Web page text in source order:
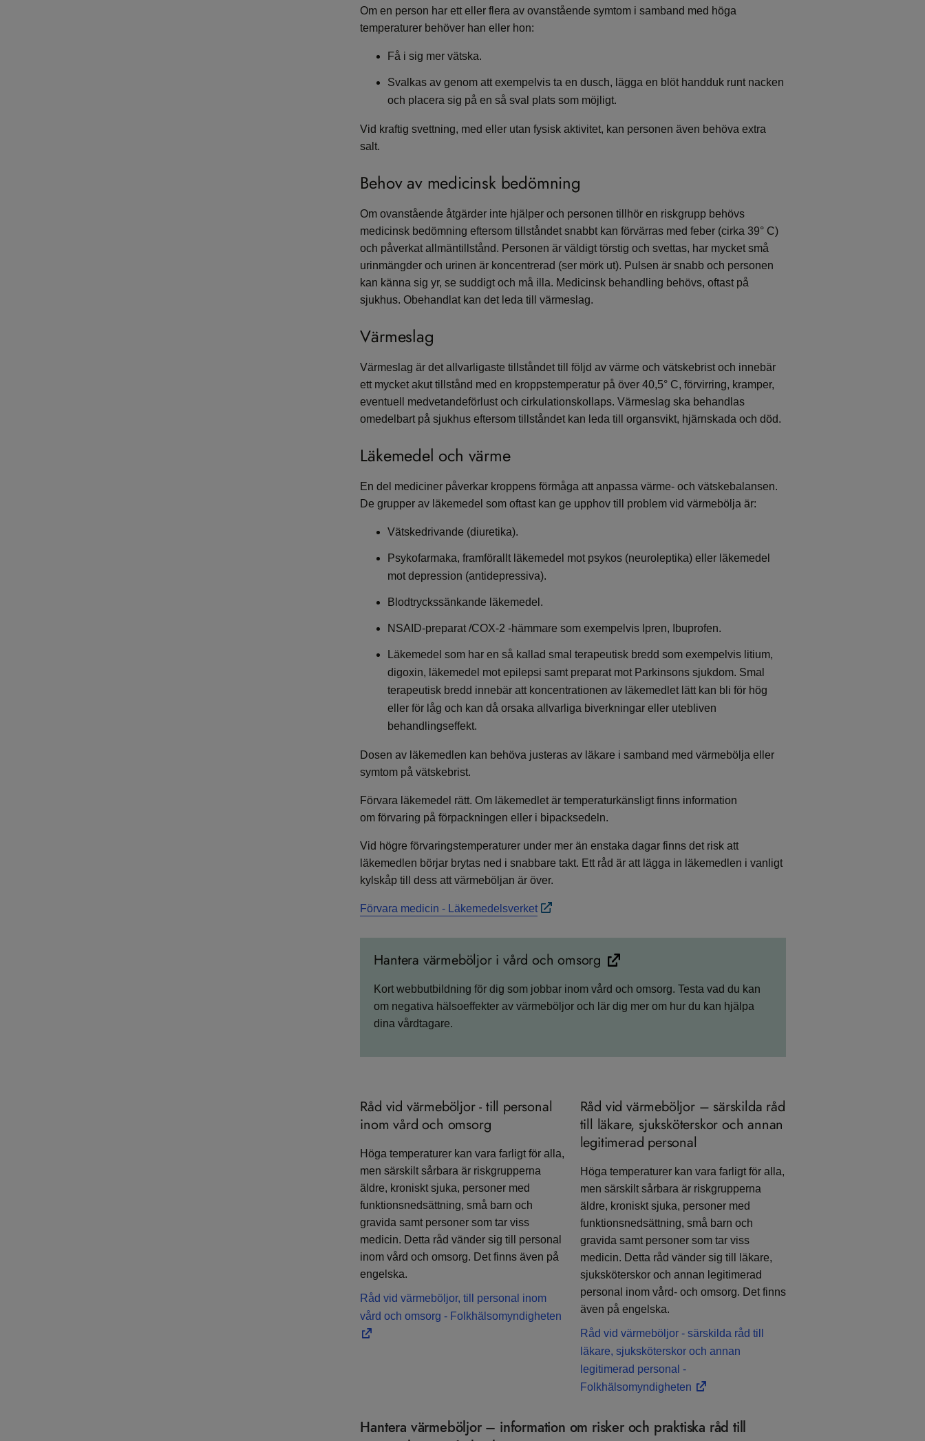
Om en person har ett eller flera av ovanstående symtom i samband med höga
temperaturer behöver han eller hon:
Få i sig mer vätska.
Svalkas av genom att exempelvis ta en dusch, lägga en blöt handduk runt nacken
och placera sig på en så sval plats som möjligt.
Vid kraftig svettning, med eller utan fysisk aktivitet, kan personen även behöva extra
salt.
Behov av medicinsk bedömning
Om ovanstående åtgärder inte hjälper och personen tillhör en riskgrupp behövs
medicinsk bedömning eftersom tillståndet snabbt kan förvärras med feber (cirka 39° C)
och påverkat allmäntillstånd. Personen är väldigt törstig och svettas, har mycket små
urinmängder och urinen är koncentrerad (ser mörk ut). Pulsen är snabb och personen
kan känna sig yr, se suddigt och må illa. Medicinsk behandling behövs, oftast på
sjukhus. Obehandlat kan det leda till värmeslag.
Värmeslag
Värmeslag är det allvarligaste tillståndet till följd av värme och vätskebrist och innebär
ett mycket akut tillstånd med en kroppstemperatur på över 40,5° C, förvirring, kramper,
eventuell medvetandeförlust och cirkulationskollaps. Värmeslag ska behandlas
omedelbart på sjukhus eftersom tillståndet kan leda till organsvikt, hjärnskada och död.
Läkemedel och värme
En del mediciner påverkar kroppens förmåga att anpassa värme- och vätskebalansen.
De grupper av läkemedel som oftast kan ge upphov till problem vid värmebölja är:
Vätskedrivande (diuretika).
Psykofarmaka, framförallt läkemedel mot psykos (neuroleptika) eller läkemedel
mot depression (antidepressiva).
Blodtryckssänkande läkemedel.
NSAID-preparat /COX-2 -hämmare som exempelvis Ipren, Ibuprofen.
Läkemedel som har en så kallad smal terapeutisk bredd som exempelvis litium,
digoxin, läkemedel mot epilepsi samt preparat mot Parkinsons sjukdom. Smal
terapeutisk bredd innebär att koncentrationen av läkemedlet lätt kan bli för hög
eller för låg och kan då orsaka allvarliga biverkningar eller utebliven
behandlingseffekt.
Dosen av läkemedlen kan behöva justeras av läkare i samband med värmebölja eller
symtom på vätskebrist.
Förvara läkemedel rätt. Om läkemedlet är temperaturkänsligt finns information
om förvaring på förpackningen eller i bipacksedeln.
Vid högre förvaringstemperaturer under mer än enstaka dagar finns det risk att
läkemedlen börjar brytas ned i snabbare takt. Ett råd är att lägga in läkemedlen i vanligt
kylskåp till dess att värmeböljan är över.
Förvara medicin - Läkemedelsverket
Hantera värmeböljor i vård och omsorg
Kort webb­utbild­ning för dig som jobbar inom vård och omsorg. Testa vad du kan
om negativa hälsoeffekter av värmeböljor och lär dig mer om hur du kan hjälpa
dina vårdtagare.
Råd​ vid värmeböljor - till personal
inom vård och omsorg
Höga temperaturer kan vara farligt för alla,
men särskilt sårbara är riskgrupperna
äldre, kroniskt sjuka, personer med
funktionsnedsättning, små barn och
gravida samt personer som tar viss
medicin. Detta råd vänder sig till personal
inom vård och omsorg. Det finns även på
engelska.
Råd vid värmeböljor, till personal inom
vård och omsorg - Folkhälsomyndigheten
​Råd vid värmeböljor – särskilda råd
till läkare, sjuksköterskor och annan
legitimerad personal
Höga temperaturer kan vara farligt för alla,
men särskilt sårbara är riskgrupperna
äldre, kroniskt sjuka, personer med
funktionsnedsättning, små barn och
gravida samt personer som tar viss
medicin. Detta råd vänder sig till läkare,
sjuksköterskor och annan legitimerad
personal inom vård- och omsorg. Det finns
även på engelska.
Råd vid värmeböljor - särskilda råd till
läkare, sjuksköterskor och annan
legitimerad personal -
Folkhälsomyndigheten
Hantera värmeböljor – information om risker och praktiska råd till